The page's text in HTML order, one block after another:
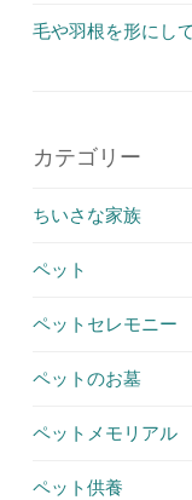
毛や羽根を形にし
カテゴリー
ちいさな家族
ペット
ペットセレモニー
ペットのお墓
ペットメモリアル
ペット供養